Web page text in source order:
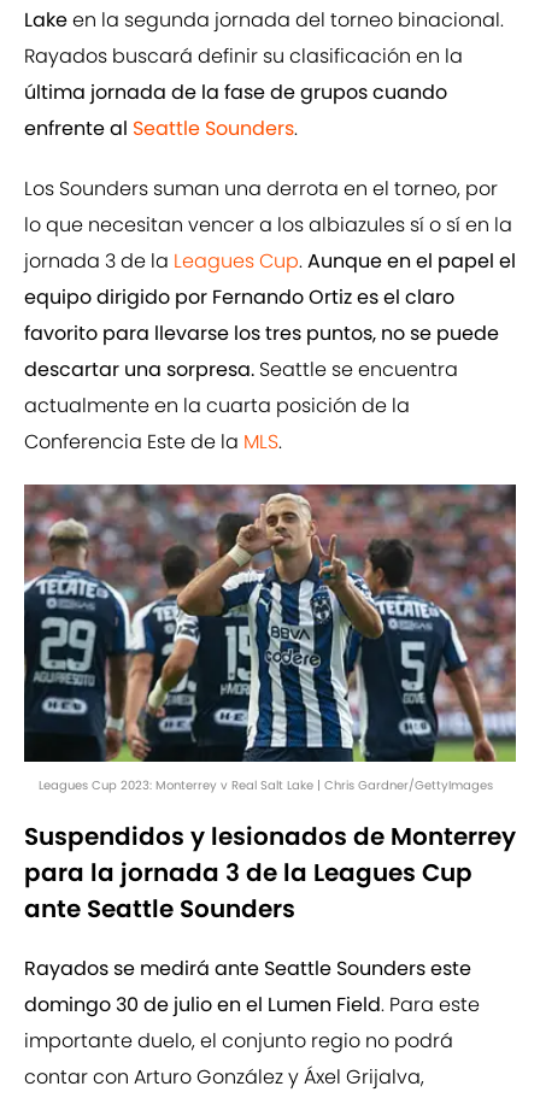
Lakeen la segunda jornada del torneo binacional.
Rayados buscará definir su clasificación en la
última jornada de la fase de grupos cuando
enfrente al Seattle Sounders.
Los Sounders suman una derrota en el torneo, por
lo que necesitan vencer a los albiazules sí o sí en la
jornada 3 de la Leagues Cup.Aunque en el papel el
equipo dirigido por Fernando Ortiz es el claro
favorito para llevarse los tres puntos, no se puede
descartar una sorpresa. Seattle se encuentra
actualmente en la cuarta posición de la
Conferencia Este de la MLS.
Leagues Cup 2023: Monterrey v Real Salt Lake | Chris Gardner/GettyImages
Suspendidos y lesionados de Monterrey
para la jornada 3 de la Leagues Cup
ante Seattle Sounders
Rayados se medirá ante Seattle Sounders este
domingo 30 de julio en el Lumen Field. Para este
importante duelo, el conjunto regio no podrá
contar con Arturo González y Áxel Grijalva,